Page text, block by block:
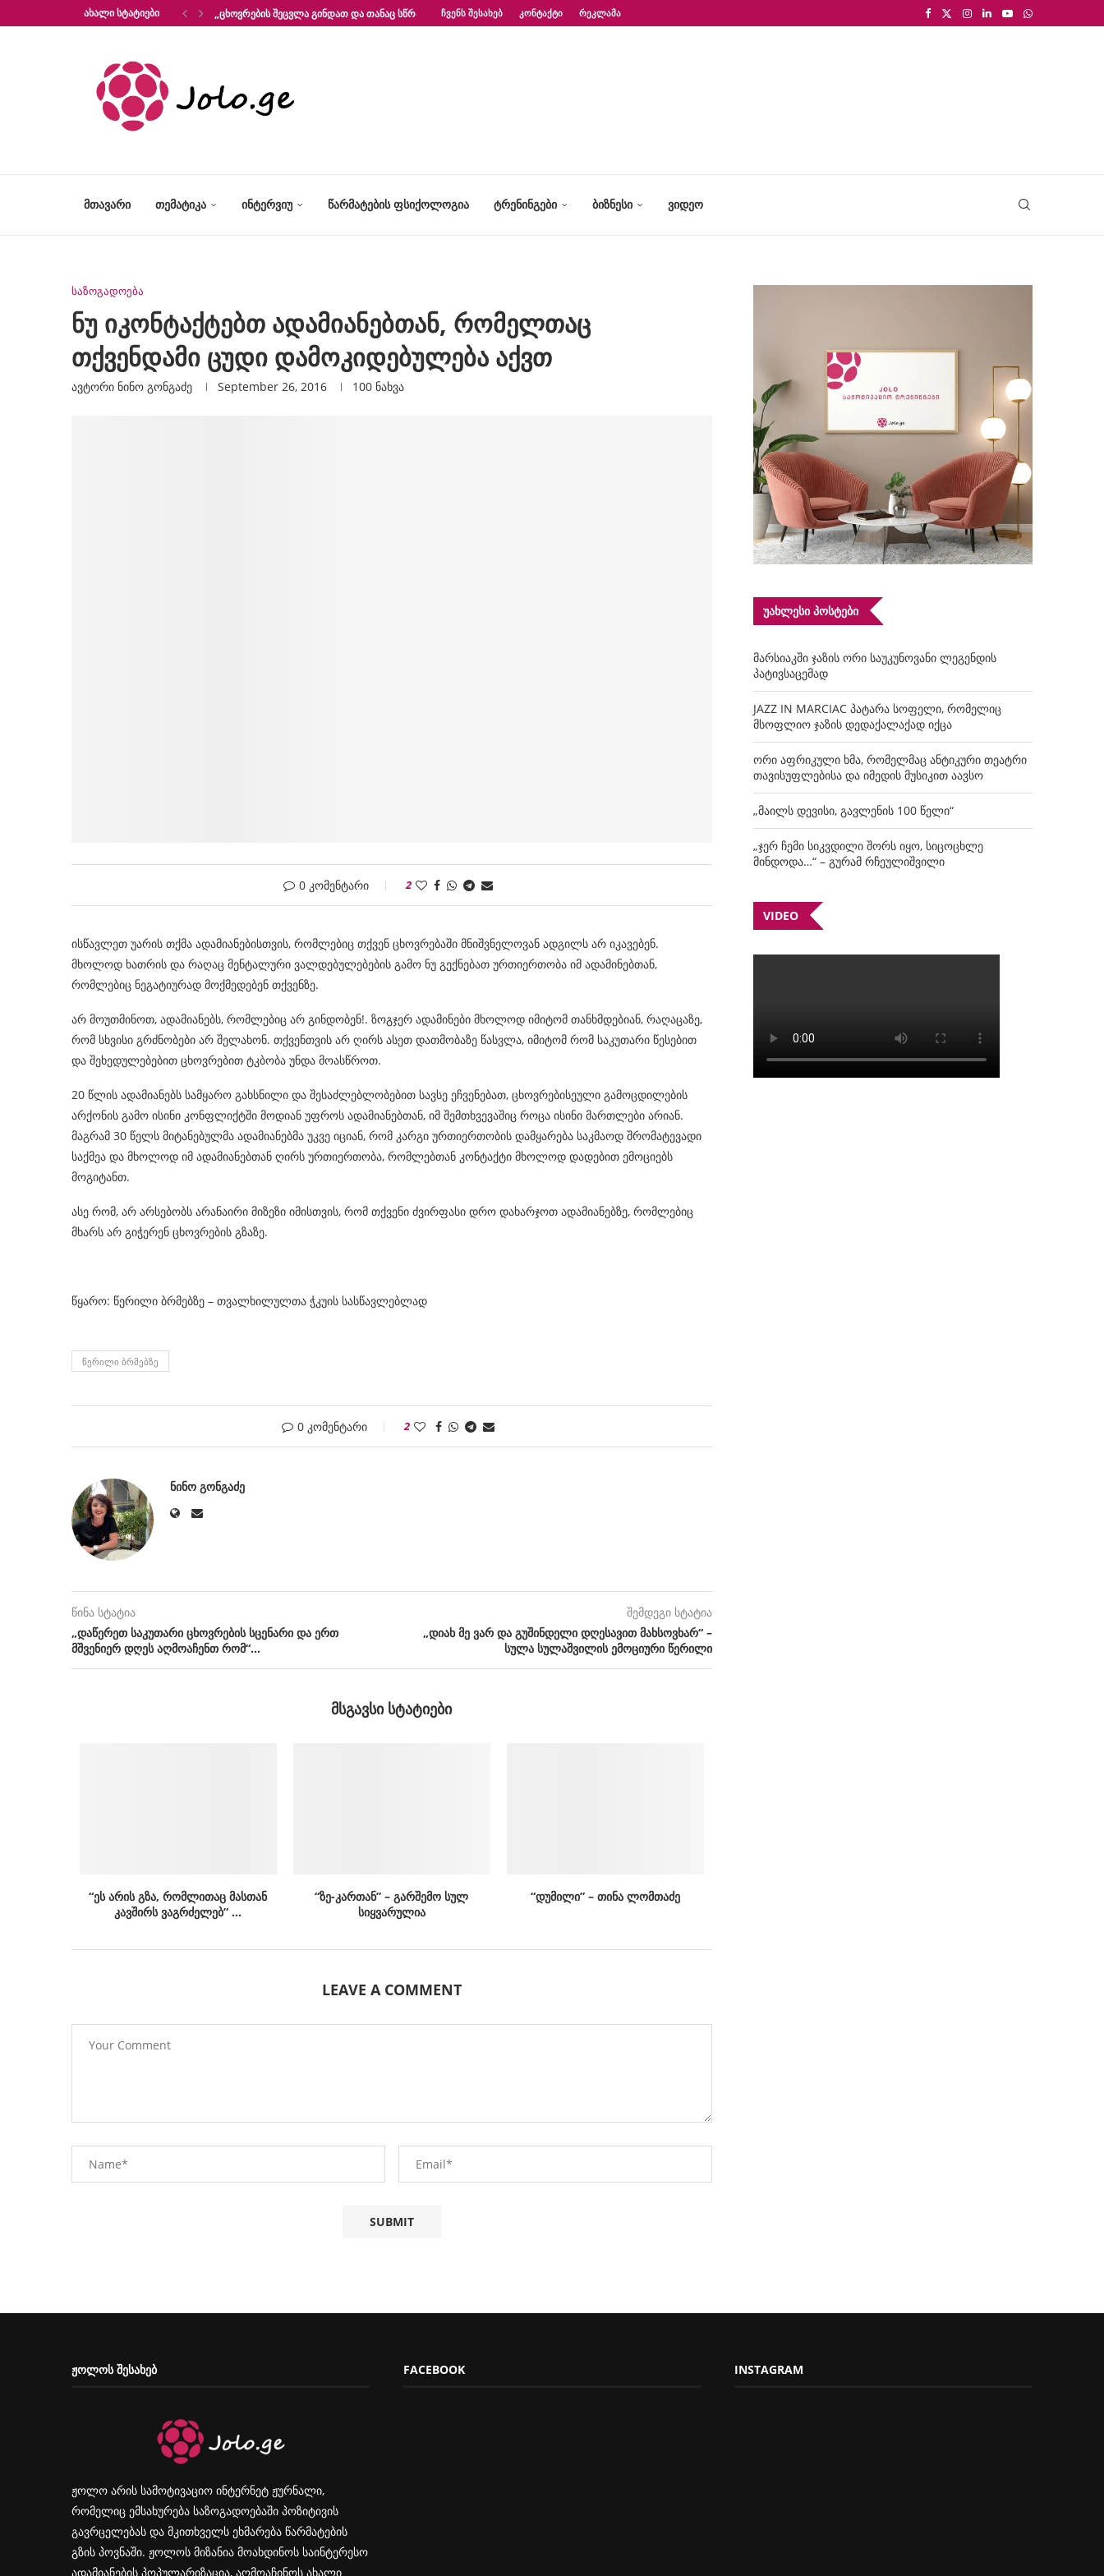
ᲐᲮᲐᲚᲘ ᲡᲢᲐᲢᲘᲔᲑᲘ „ᲪᲮᲝᲕᲠᲔᲑᲘᲡ ᲨᲔᲪᲕᲚᲐ ᲒᲘᲜᲓᲐᲗ ᲓᲐ ᲗᲐᲜᲐᲪ ᲡᲬᲠᲐᲤᲐᲓ?“ – ᲤᲡᲘᲥᲝᲚᲝᲒᲘᲡ...
ᲩᲕᲔᲜᲡ ᲨᲔᲡᲐᲮᲔᲑ ᲙᲝᲜᲢᲐᲥᲢᲘ ᲠᲔᲙᲚᲐᲛᲐ
ᲛᲗᲐᲕᲐᲠᲘ ᲗᲔᲛᲐᲢᲘᲙᲐ ᲘᲜᲢᲔᲠᲕᲘᲣ ᲬᲐᲠᲛᲐᲢᲔᲑᲘᲡ ᲤᲡᲘᲥᲝᲚᲝᲒᲘᲐ ᲢᲠᲔᲜᲘᲜᲒᲔᲑᲘ ᲑᲘᲖᲜᲔᲡᲘ ᲕᲘᲓᲔᲝ
საზოგადოება
ნუ იკონტაქტებთ ადამიანებთან, რომელთაც
თქვენდამი ცუდი დამოკიდებულება აქვთ
ავტორი Ნინო Გონგაძე September 26, 2016 100 ნახვა
0 კომენტარი 2
ისწავლეთ უარის თქმა ადამიანებისთვის, რომლებიც თქვენ ცხოვრებაში მნიშვნელოვან ადგილს არ იკავებენ.
მხოლოდ ხათრის და რაღაც მენტალური ვალდებულებების გამო ნუ გექნებათ ურთიერთობა იმ ადამინებთან,
რომლებიც ნეგატიურად მოქმედებენ თქვენზე.
არ მოუთმინოთ, ადამიანებს, რომლებიც არ გინდობენ!. ზოგჯერ ადამინები მხოლოდ იმიტომ თანხმდებიან, რაღაცაზე,
რომ სხვისი გრძნობები არ შელახონ. თქვენთვის არ ღირს ასეთ დათმობაზე წასვლა, იმიტომ რომ საკუთარი წესებით
და შეხედულებებით ცხოვრებით ტკბობა უნდა მოასწროთ.
20 წლის ადამიანებს სამყარო გახსნილი და შესაძლებლობებით სავსე ეჩვენებათ, ცხოვრებისეული გამოცდილების
არქონის გამო ისინი კონფლიქტში მოდიან უფროს ადამიანებთან, იმ შემთხვევაშიც როცა ისინი მართლები არიან.
მაგრამ 30 წელს მიტანებულმა ადამიანებმა უკვე იციან, რომ კარგი ურთიერთობის დამყარება საკმაოდ შრომატევადი
საქმეა და მხოლოდ იმ ადამიანებთან ღირს ურთიერთობა, რომლებთან კონტაქტი მხოლოდ დადებით ემოციებს
მოგიტანთ.
ასე რომ, არ არსებობს არანაირი მიზეზი იმისთვის, რომ თქვენი ძვირფასი დრო დახარჯოთ ადამიანებზე, რომლებიც
მხარს არ გიჭერენ ცხოვრების გზაზე.
წყარო: წერილი ბრმებზე – თვალხილულთა ჭკუის სასწავლებლად
ᲬᲔᲠᲘᲚᲘ ᲑᲠᲛᲔᲑᲖᲔ
0 კომენტარი 2
ᲜᲘᲜᲝ ᲒᲝᲜᲒᲐᲫᲔ
წინა სტატია
„დაწერეთ საკუთარი ცხოვრების სცენარი და ერთ
მშვენიერ დღეს აღმოაჩენთ რომ“…
შემდეგი სტატია
„დიახ მე ვარ და გუშინდელი დღესავით მახსოვხარ“ –
სულა სულაშვილის ემოციური წერილი
ᲛᲡᲒᲐᲕᲡᲘ ᲡᲢᲐᲢᲘᲔᲑᲘ
“ეს არის გზა, რომლითაც მასთან
კავშირს ვაგრძელებ” …
“ზე-კართან” – გარშემო სულ
სიყვარულია
“დუმილი” – თინა ლომთაძე
LEAVE A COMMENT
ᲣᲐᲮᲚᲔᲡᲘ ᲞᲝᲡᲢᲔᲑᲘ
მარსიაკში ჯაზის ორი საუკუნოვანი ლეგენდის
პატივსაცემად
JAZZ IN MARCIAC პატარა სოფელი, რომელიც
მსოფლიო ჯაზის დედაქალაქად იქცა
ორი აფრიკული ხმა, რომელმაც ანტიკური თეატრი
თავისუფლებისა და იმედის მუსიკით აავსო
„მაილს დევისი, გავლენის 100 წელი“
„ჯერ ჩემი სიკვდილი შორს იყო, სიცოცხლე
მინდოდა…“ – გურამ რჩეულიშვილი
VIDEO
ᲟᲝᲚᲝᲡ ᲨᲔᲡᲐᲮᲔᲑ
ჟოლო არის სამოტივაციო ინტერნეტ ჟურნალი,
რომელიც ემსახურება საზოგადოებაში პოზიტივის
გავრცელებას და მკითხველს ეხმარება წარმატების
გზის პოვნაში. ჟოლოს მიზანია მოახდინოს საინტერესო
ადამიანების პოპულარიზაცია, აღმოაჩინოს ახალი
FACEBOOK INSTAGRAM